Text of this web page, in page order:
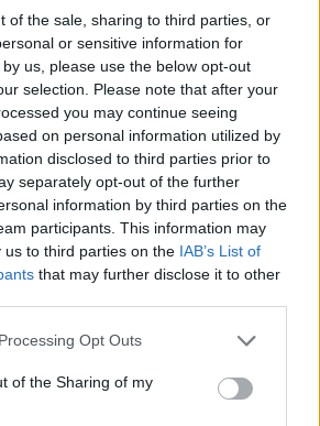
of the sale, sharing to third parties, or
or sensitive information for
us, please use the below opt-out
selection. Please note that after your
you may continue seeing
on personal information utilized by
disclosed to third parties prior to
separately opt-out of the further
information by third parties on the
participants. This information may
us to third parties on the IAB’s List of
that may further disclose it to other
Opt Outs
of the Sharing of my
Musah sembra essere a tinte
vi abbiamo raccontato negli
ha necessità di fare
l'accordo con il Milan per il
sembra essere
dovrebbe arrivare a
giorni, visto che le due
accordate per una cifra